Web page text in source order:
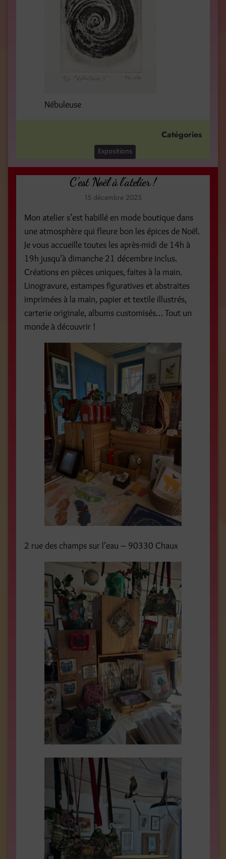
Nébuleuse
Catégories
Expositions
C’est Noël à l’atelier !
15 décembre 2025
Mon atelier s’est habillé en mode boutique dans
une atmosphère qui fleure bon les épices de Noël.
Je vous accueille toutes les après-midi de 14h à
19h jusqu’à dimanche 21 décembre inclus.
Créations en pièces uniques, faites à la main.
Linogravure, estampes figuratives et abstraites
imprimées à la main, papier et textile illustrés,
carterie originale, albums customisés… Tout un
monde à découvrir !
2 rue des champs sur l’eau – 90330 Chaux